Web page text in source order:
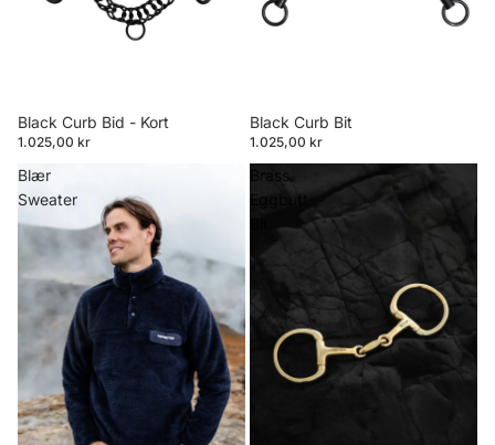
Black Curb Bid - Kort
1.025,00 kr
Black Curb Bit
1.025,00 kr
Blær
Sweater
Brass
Eggbutt